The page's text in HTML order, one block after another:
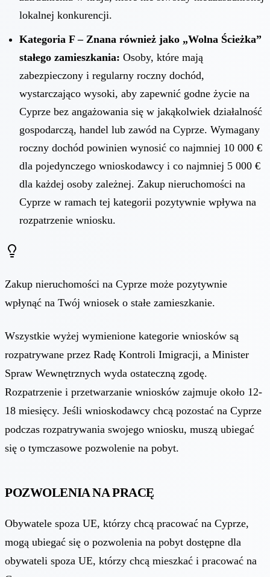
lokalnej konkurencji.
Kategoria F – Znana również jako „Wolna Ścieżka”
stałego zamieszkania: Osoby, które mają
zabezpieczony i regularny roczny dochód,
wystarczająco wysoki, aby zapewnić godne życie na
Cyprze bez angażowania się w jakąkolwiek działalność
gospodarczą, handel lub zawód na Cyprze. Wymagany
roczny dochód powinien wynosić co najmniej 10 000 €
dla pojedynczego wnioskodawcy i co najmniej 5 000 €
dla każdej osoby zależnej. Zakup nieruchomości na
Cyprze w ramach tej kategorii pozytywnie wpływa na
rozpatrzenie wniosku.
Zakup nieruchomości na Cyprze może pozytywnie
wpłynąć na Twój wniosek o stałe zamieszkanie.
Wszystkie wyżej wymienione kategorie wniosków są
rozpatrywane przez Radę Kontroli Imigracji, a Minister
Spraw Wewnętrznych wyda ostateczną zgodę.
Rozpatrzenie i przetwarzanie wniosków zajmuje około 12-
18 miesięcy. Jeśli wnioskodawcy chcą pozostać na Cyprze
podczas rozpatrywania swojego wniosku, muszą ubiegać
się o tymczasowe pozwolenie na pobyt.
POZWOLENIA NA PRACĘ
Obywatele spoza UE, którzy chcą pracować na Cyprze,
mogą ubiegać się o pozwolenia na pobyt dostępne dla
obywateli spoza UE, którzy chcą mieszkać i pracować na